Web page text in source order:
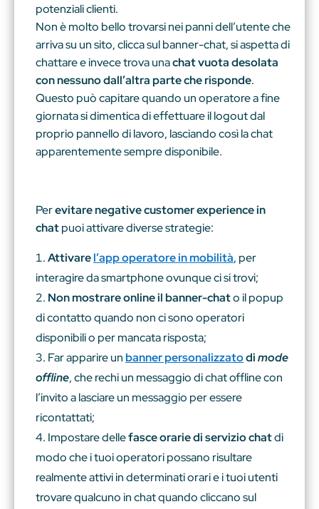
potenziali clienti.
Non è molto bello trovarsi nei panni dell’utente che
arriva su un sito, clicca sul banner-chat, si aspetta di
chattare e invece trova unachat vuota desolata
con nessuno dall’altra parte che risponde.
Questo può capitare quando un operatore a fine
giornata si dimentica di effettuare il logout dal
proprio pannello di lavoro, lasciando così la chat
apparentemente sempre disponibile.
Perevitare negative customer experience in
chatpuoi attivare diverse strategie:
Attivarel’app operatore in mobilità, per
interagire da smartphone ovunque ci si trovi;
Non mostrare online il banner-chato il popup
di contatto quando non ci sono operatori
disponibili o per mancata risposta;
Far apparire un banner personalizzatodimode
offline, che rechi un messaggio di chat offline con
l’invito a lasciare un messaggio per essere
ricontattati;
Impostare dellefasce orarie di servizio chatdi
modo che i tuoi operatori possano risultare
realmente attivi in determinati orari e i tuoi utenti
trovare qualcuno in chat quando cliccano sul